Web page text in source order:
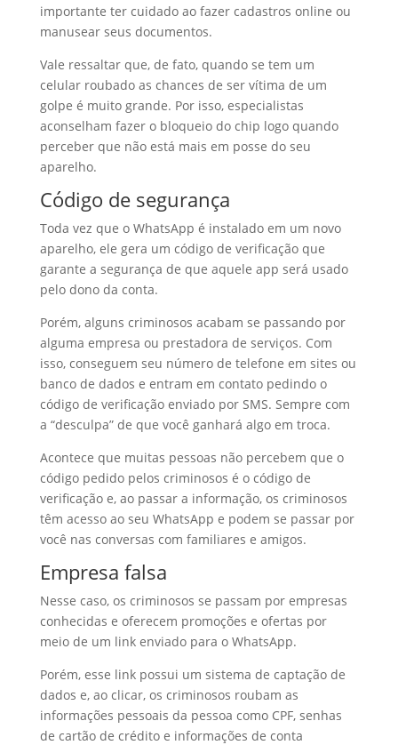
importante ter cuidado ao fazer cadastros online ou
manusear seus documentos.
Vale ressaltar que, de fato, quando se tem um
celular roubado as chances de ser vítima de um
golpe é muito grande. Por isso, especialistas
aconselham fazer o bloqueio do chip logo quando
perceber que não está mais em posse do seu
aparelho.
Código de segurança
Toda vez que o WhatsApp é instalado em um novo
aparelho, ele gera um código de verificação que
garante a segurança de que aquele app será usado
pelo dono da conta.
Porém, alguns criminosos acabam se passando por
alguma empresa ou prestadora de serviços. Com
isso, conseguem seu número de telefone em sites ou
banco de dados e entram em contato pedindo o
código de verificação enviado por SMS. Sempre com
a “desculpa” de que você ganhará algo em troca.
Acontece que muitas pessoas não percebem que o
código pedido pelos criminosos é o código de
verificação e, ao passar a informação, os criminosos
têm acesso ao seu WhatsApp e podem se passar por
você nas conversas com familiares e amigos.
Empresa falsa
Nesse caso, os criminosos se passam por empresas
conhecidas e oferecem promoções e ofertas por
meio de um link enviado para o WhatsApp.
Porém, esse link possui um sistema de captação de
dados e, ao clicar, os criminosos roubam as
informações pessoais da pessoa como CPF, senhas
de cartão de crédito e informações de conta